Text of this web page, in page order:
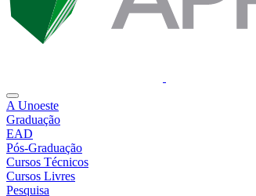
A Unoeste
Graduação
EAD
Pós-Graduação
Cursos Técnicos
Cursos Livres
Pesquisa